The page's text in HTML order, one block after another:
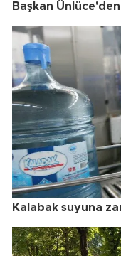
Başkan
Kalabak suyuna